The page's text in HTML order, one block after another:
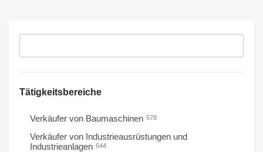
Tätigkeitsbereiche
Verkäufer von Baumaschinen 578
Verkäufer von Industrieausrüstungen und
Industrieanlagen 644